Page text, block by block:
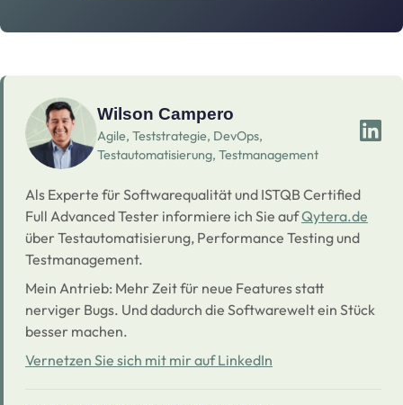
Wilson Campero
Agile, Teststrategie, DevOps,
Testautomatisierung, Testmanagement
Als Experte für Softwarequalität und ISTQB Certified
Full Advanced Tester informiere ich Sie aufQytera.de
über Testautomatisierung, Performance Testing und
Testmanagement.
Mein Antrieb: Mehr Zeit für neue Features statt
nerviger Bugs. Und dadurch die Softwarewelt ein Stück
besser machen.
Vernetzen Sie sich mit mir auf LinkedIn